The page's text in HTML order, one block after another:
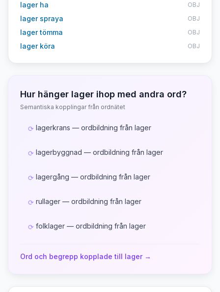
lager ha OBJ
lager spraya OBJ
lager tömma OBJ
lager köra OBJ
Hur hänger lager ihop med andra ord?
Semantiska kopplingar från ordnätet
⟳ lagerkrans — ordbildning från lager
⟳ lagerbyggnad — ordbildning från lager
⟳ lagergång — ordbildning från lager
⟳ rullager — ordbildning från lager
⟳ folklager — ordbildning från lager
Ord och begrepp kopplade till lager→